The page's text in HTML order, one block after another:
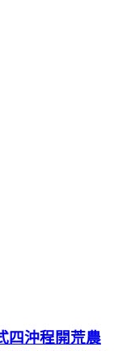
四沖程開荒農